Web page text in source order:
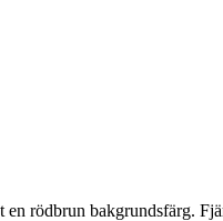
rödbrun bakgrundsfärg.